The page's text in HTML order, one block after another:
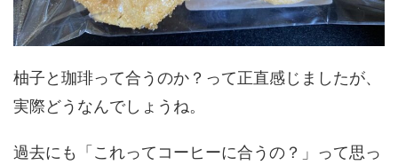
柚子と珈琲って合うのか？って正直感じましたが、
実際どうなんでしょうね。
過去にも「これってコーヒーに合うの？」って思っ